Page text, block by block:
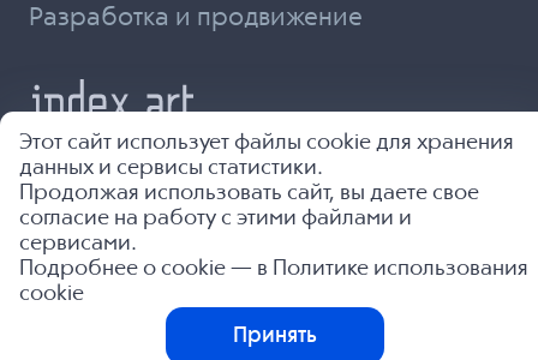
Разработка и продвижение
Этот сайт использует файлы cookie для хранения
данных и сервисы статистики.
Продолжая использовать сайт, вы даете свое
согласие на работу с этими файлами и
сервисами.
Подробнее о cookie — в
Политике использования
cookie
Принять